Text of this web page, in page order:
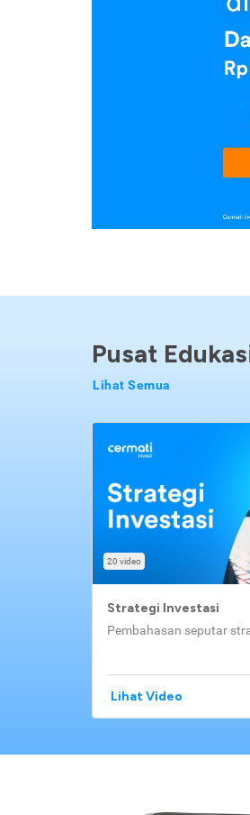
Pusat
Lihat Semua
20 video
Strategi Investasi
Pembahasan seputar
Lihat Video